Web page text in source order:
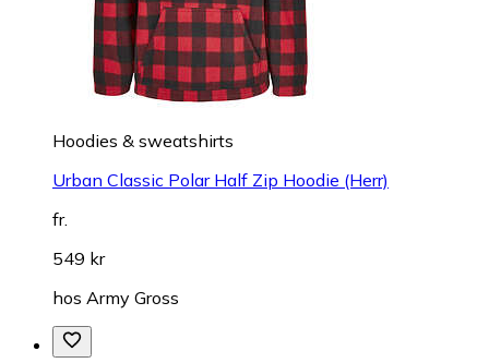
Hoodies & sweatshirts
Urban Classic Polar Half Zip Hoodie (Herr)
fr.
549 kr
hos Army Gross